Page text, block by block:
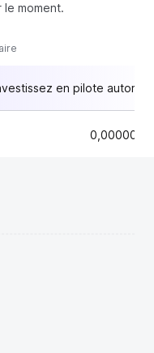
moment.
en pilote